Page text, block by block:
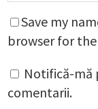
Save my
browser for
Notifică-mă
comentarii.